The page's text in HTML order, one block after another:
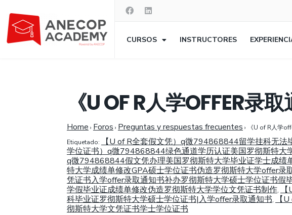
CURSOS INSTRUCTORES
《U OF R人学OFFER录
Home › Foros › Preguntas y respuestas frecuentes ›
《U of R人学
Etiquetado:
【U of R全套假文凭）q微794868844留学挂科无
学位证书）q微794868844绿色通道学历认证美国罗彻斯特大
q微794868844假文凭办理美国罗彻斯特大学毕业证学士成绩
特大学成绩单修改GPA硕士学位证书伪造罗彻斯特大学offer录
凭证书入学offer录取通知书补办罗彻斯特大学硕士学位证书
学假毕业证成绩单修改伪造罗彻斯特大学学位文凭证书制作,
科毕业证罗彻斯特大学硕士学位证书|入学offer录取通知书,
【
彻斯特大学文凭证书学士学位证书